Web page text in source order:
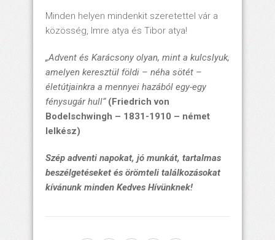
Minden helyen mindenkit szeretettel vár a
közösség, Imre atya és Tibor atya!
„Advent és Karácsony olyan, mint a kulcslyuk,
amelyen keresztül földi – néha sötét –
életútjainkra a mennyei hazából egy-egy
fénysugár hull“ (Friedrich von
Bodelschwingh – 1831-1910 – német
lelkész)
Szép adventi napokat, jó munkát, tartalmas
beszélgetéseket és örömteli találkozásokat
kívánunk minden Kedves Hívünknek!